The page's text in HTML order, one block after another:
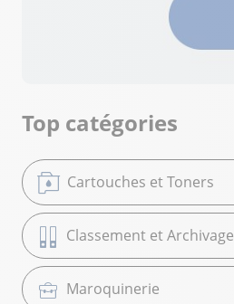
Top catégories
Cartouches et Toners
Classement et Archivage
Maroquinerie